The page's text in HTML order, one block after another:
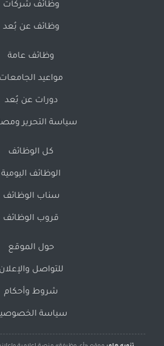
وظائف شركات
وظائف عن بُعد
وظائف عامة
مواعيد الجامعات
دورات عن بُعد
سياسة التحرير
كل الوظائف
الوظائف اليومية
سناب الوظائف
قروب الوظائف
حول الموقع
للتواصل والإعلان
شروط وأحكام
سياسة